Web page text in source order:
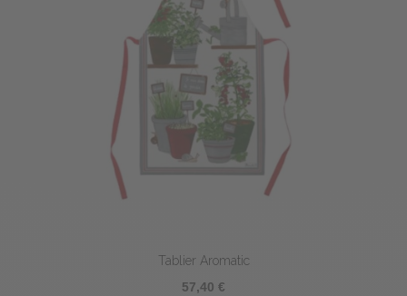
Tablier Aromatic
57,40 €